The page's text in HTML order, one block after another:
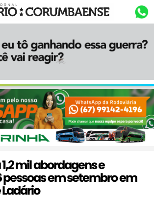
mil abordagens e
pessoas em setembro em